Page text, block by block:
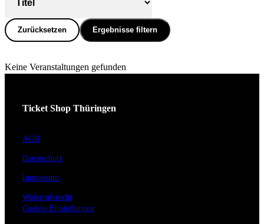
Zurücksetzen Ergebnisse filtern
Keine Veranstaltungen gefunden
Ticket Shop Thüringen
AGB
Datenschutz
Impressum
Widerrufsrecht
Cookie-Einstellungen